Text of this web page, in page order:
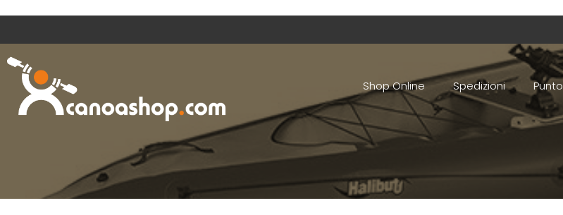
Shop Online Spedizioni